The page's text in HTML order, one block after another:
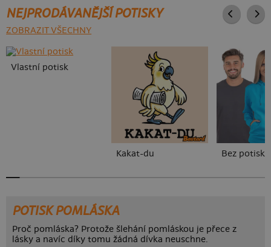
NEJPRODÁVANĚJŠÍ POTISKY
ZOBRAZIT VŠECHNY
Vlastní potisk
Kakat-du Bez potisku
POTISK POMLÁSKA
Proč pomláska? Protože šlehání pomláskou je přece z
lásky a navíc díky tomu žádná dívka neuschne.